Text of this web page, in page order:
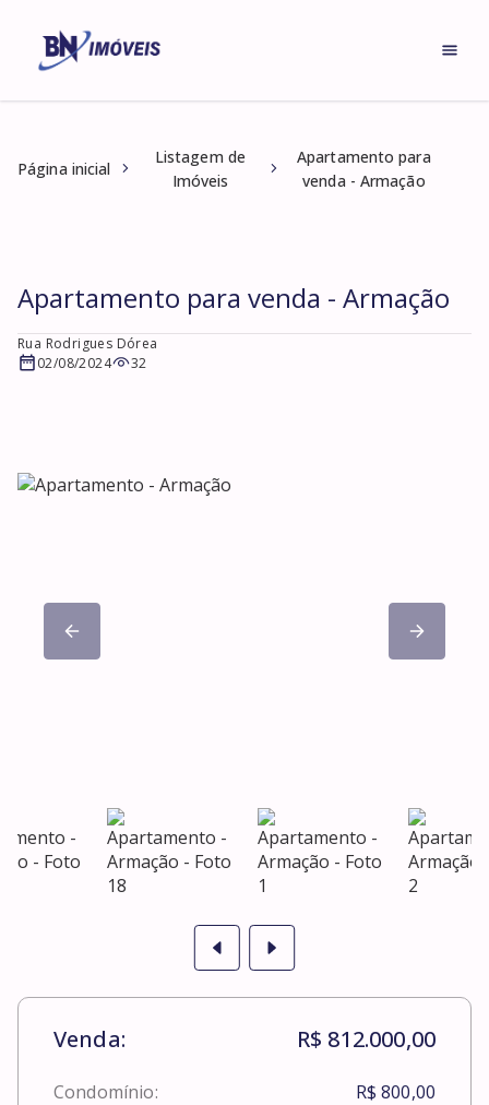
Página inicial
Listagem de
Imóveis
Apartamento para
venda - Armação
Apartamento para venda - Armação
Rua Rodrigues Dórea
02/08/2024
32
Venda: R$ 812.000,00
Condomínio: R$ 800,00